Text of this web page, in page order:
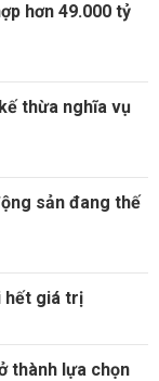
hơn 49.000 tỷ
thừa nghĩa vụ
sản đang thế
hết giá trị
thành lựa chọn